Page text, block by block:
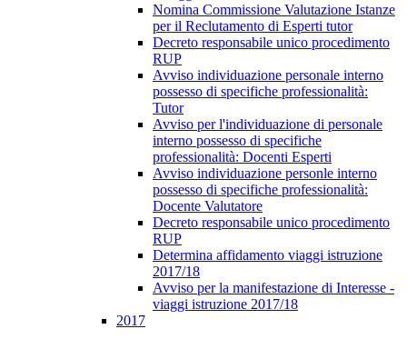
Nomina Commissione Valutazione Istanze
per il Reclutamento di Esperti tutor
Decreto responsabile unico procedimento
RUP
Avviso individuazione personale interno
possesso di specifiche professionalità:
Tutor
Avviso per l'individuazione di personale
interno possesso di specifiche
professionalità: Docenti Esperti
Avviso individuazione personle interno
possesso di specifiche professionalità:
Docente Valutatore
Decreto responsabile unico procedimento
RUP
Determina affidamento viaggi istruzione
2017/18
Avviso per la manifestazione di Interesse -
viaggi istruzione 2017/18
2017